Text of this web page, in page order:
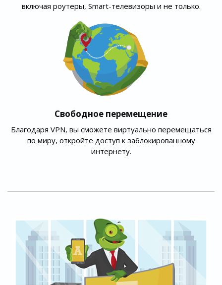
включая роутеры, Smart-телевизоры и не только.
Свободное перемещение
Благодаря VPN, вы сможете виртуально перемещаться
по миру, откройте доступ к заблокированному
интернету.